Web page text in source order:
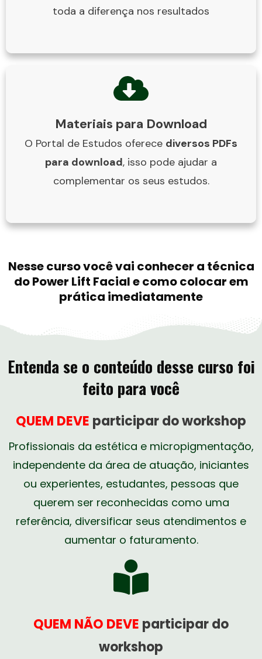
toda a diferença nos resultados
Materiais para Download
O Portal de Estudos oferece diversos PDFs
para download, isso pode ajudar a
complementar os seus estudos.
Nesse curso você vai conhecer a técnica
do Power Lift Facial e como colocar em
prática imediatamente
Entenda se o conteúdo desse curso foi
feito para você
QUEM DEVE participar do workshop
Profissionais da estética e micropigmentação,
independente da área de atuação, iniciantes
ou experientes, estudantes, pessoas que
querem ser reconhecidas como uma
referência, diversificar seus atendimentos e
aumentar o faturamento.
QUEM NÃO DEVE participar do
workshop